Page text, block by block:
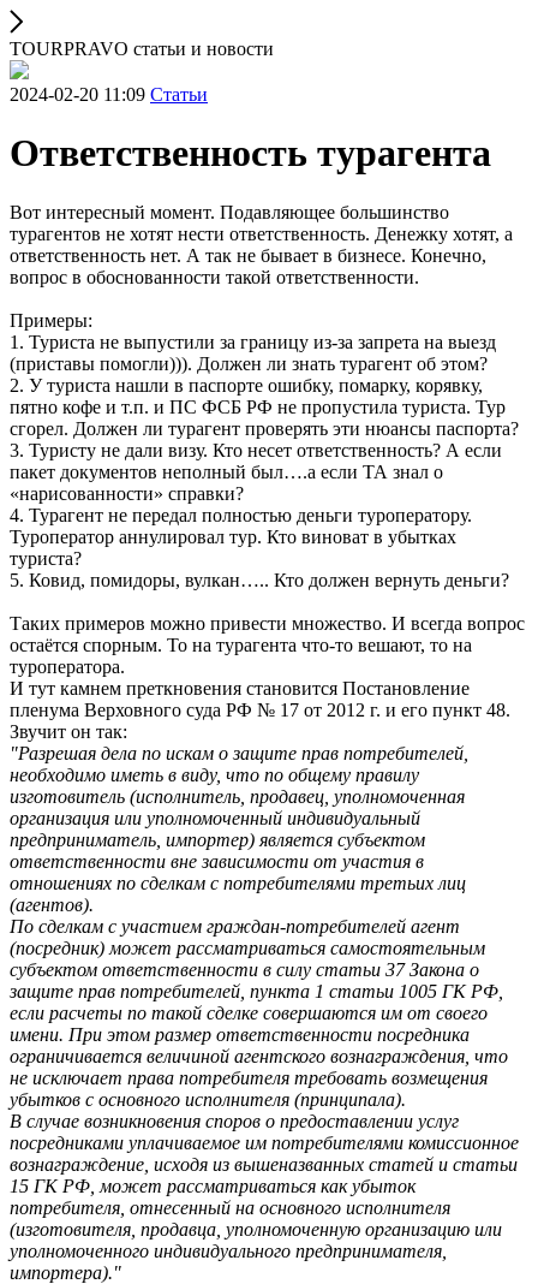
TOURPRAVO статьи и новости
2024-02-20 11:09 Статьи
Ответственность турагента
Вот интересный момент. Подавляющее большинство
турагентов не хотят нести ответственность. Денежку хотят, а
ответственность нет. А так не бывает в бизнесе. Конечно,
вопрос в обоснованности такой ответственности.
Примеры:
1. Туриста не выпустили за границу из-за запрета на выезд
(приставы помогли))). Должен ли знать турагент об этом?
2. У туриста нашли в паспорте ошибку, помарку, корявку,
пятно кофе и т.п. и ПС ФСБ РФ не пропустила туриста. Тур
сгорел. Должен ли турагент проверять эти нюансы паспорта?
3. Туристу не дали визу. Кто несет ответственность? А если
пакет документов неполный был….а если ТА знал о
«нарисованности» справки?
4. Турагент не передал полностью деньги туроператору.
Туроператор аннулировал тур. Кто виноват в убытках
туриста?
5. Ковид, помидоры, вулкан….. Кто должен вернуть деньги?
Таких примеров можно привести множество. И всегда вопрос
остаётся спорным. То на турагента что-то вешают, то на
туроператора.
И тут камнем преткновения становится Постановление
пленума Верховного суда РФ № 17 от 2012 г. и его пункт 48.
Звучит он так:
"Разрешая дела по искам о защите прав потребителей,
необходимо иметь в виду, что по общему правилу
изготовитель (исполнитель, продавец, уполномоченная
организация или уполномоченный индивидуальный
предприниматель, импортер) является субъектом
ответственности вне зависимости от участия в
отношениях по сделкам с потребителями третьих лиц
(агентов).
По сделкам с участием граждан-потребителей агент
(посредник) может рассматриваться самостоятельным
субъектом ответственности в силу статьи 37 Закона о
защите прав потребителей, пункта 1 статьи 1005 ГК РФ,
если расчеты по такой сделке совершаются им от своего
имени. При этом размер ответственности посредника
ограничивается величиной агентского вознаграждения, что
не исключает права потребителя требовать возмещения
убытков с основного исполнителя (принципала).
В случае возникновения споров о предоставлении услуг
посредниками уплачиваемое им потребителями комиссионное
вознаграждение, исходя из вышеназванных статей и статьи
15 ГК РФ, может рассматриваться как убыток
потребителя, отнесенный на основного исполнителя
(изготовителя, продавца, уполномоченную организацию или
уполномоченного индивидуального предпринимателя,
импортера)."